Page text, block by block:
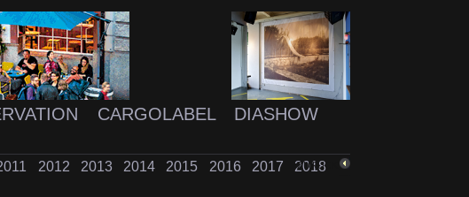
CARGOLABEL
DIASHOW
2012 2013 2014 2015 2016 2017
2018
ZURÜCK